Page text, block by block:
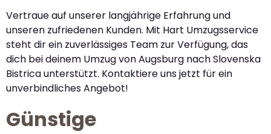
Vertraue auf unserer langjährige Erfahrung und
unseren zufriedenen Kunden. Mit Hart Umzugsservice
steht dir ein zuverlässiges Team zur Verfügung, das
dich bei deinem Umzug von Augsburg nach Slovenska
Bistrica unterstützt. Kontaktiere uns jetzt für ein
unverbindliches Angebot!
Günstige